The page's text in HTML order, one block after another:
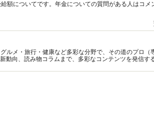
額についてです。年金についての質問がある人はコメ
ルメ・旅行・健康など多彩な分野で、その道のプロ（
動向、読み物コラムまで、多彩なコンテンツを発信す